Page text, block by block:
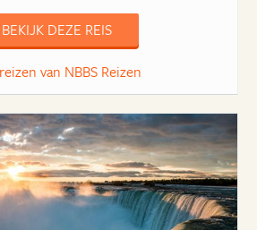
BEKIJK DEZE REIS
van NBBS Reizen